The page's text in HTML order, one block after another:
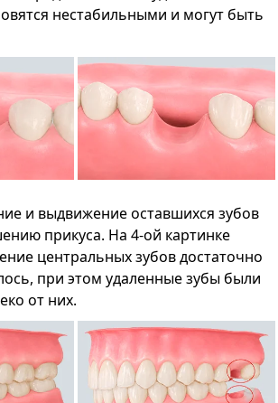
нестабильными и могут быть
и выдвижение оставшихся зубов
прикуса. На 4-ой картинке
центральных зубов достаточно
при этом удаленные зубы были
от них.